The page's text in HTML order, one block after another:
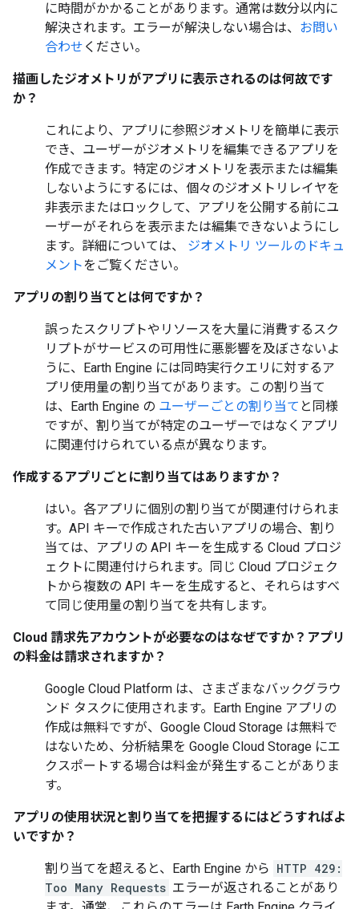
に時間がかかることがあります。通常は数分以内に
解決されます。エラーが解決しない場合は、 お問い
合わせ ください。
描画したジオメトリがアプリに表示されるのは何故です
か？
これにより、アプリに参照ジオメトリを簡単に表示
でき、ユーザーがジオメトリを編集できるアプリを
作成できます。特定のジオメトリを表示または編集
しないようにするには、個々のジオメトリレイヤを
非表示またはロックして、アプリを公開する前にユ
ーザーがそれらを表示または編集できないようにし
ます。詳細については、
ジオメトリ ツールのドキュ
メントをご覧ください。
アプリの割り当てとは何ですか？
誤ったスクリプトやリソースを大量に消費するスク
リプトがサービスの可用性に悪影響を及ぼさないよ
うに、Earth Engine には同時実行クエリに対するア
プリ使用量の割り当てがあります。この割り当て
は、Earth Engine の ユーザーごとの割り当て と同様
ですが、割り当てが特定のユーザーではなくアプリ
に関連付けられている点が異なります。
作成するアプリごとに割り当てはありますか？
はい。各アプリに個別の割り当てが関連付けられま
す。API キーで作成された古いアプリの場合、割り
当ては、アプリの API キーを生成する Cloud プロジ
ェクトに関連付けられます。同じ Cloud プロジェク
トから複数の API キーを生成すると、それらはすべ
て同じ使用量の割り当てを共有します。
Cloud 請求先アカウントが必要なのはなぜですか？アプリ
の料金は請求されますか？
Google Cloud Platform は、さまざまなバックグラウ
ンド タスクに使用されます。Earth Engine アプリの
作成は無料ですが、Google Cloud Storage は無料で
はないため、分析結果を Google Cloud Storage にエ
クスポートする場合は料金が発生することがありま
す。
アプリの使用状況と割り当てを把握するにはどうすればよ
いですか？
割り当てを超えると、Earth Engine から HTTP 429:
Too Many Requests エラーが返されることがあり